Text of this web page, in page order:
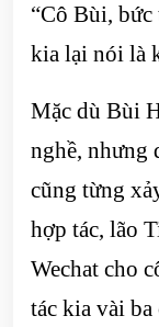
“Cô Bùi,
kia lại nói là
Mặc dù Bùi
nghề, nhưng
cũng từng
hợp tác, lão
Wechat cho
tác kia vài ba